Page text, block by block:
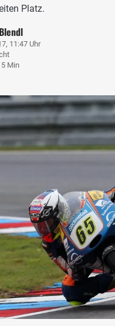
Platz.
11:47 Uhr
Min